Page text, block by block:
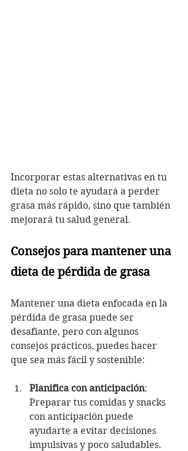
Incorporar estas alternativas en tu
dieta no solo te ayudará a perder
grasa más rápido, sino que también
mejorará tu salud general.
Consejos para mantener una
dieta de pérdida de grasa
Mantener una dieta enfocada en la
pérdida de grasa puede ser
desafiante, pero con algunos
consejos prácticos, puedes hacer
que sea más fácil y sostenible:
Planifica con anticipación:
Preparar tus comidas y snacks
con anticipación puede
ayudarte a evitar decisiones
impulsivas y poco saludables.